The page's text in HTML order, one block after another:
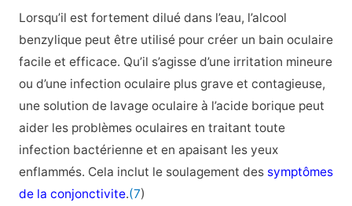
Lorsqu’il est fortement dilué dans l’eau, l’alcool
benzylique peut être utilisé pour créer un bain oculaire
facile et efficace. Qu’il s’agisse d’une irritation mineure
ou d’une infection oculaire plus grave et contagieuse,
une solution de lavage oculaire à l’acide borique peut
aider les problèmes oculaires en traitant toute
infection bactérienne et en apaisant les yeux
enflammés. Cela inclut le soulagement des symptômes
de la conjonctivite.(7)